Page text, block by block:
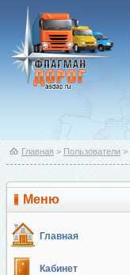
Главная > Пользователи >
Меню
Главная
Кабинет